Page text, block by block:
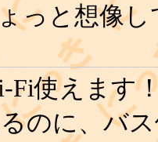
っと想像
Fi使えます
のに、バ